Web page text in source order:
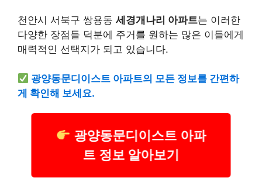
천안시 서북구 쌍용동 세경개나리 아파트는 이러한
다양한 장점들 덕분에 주거를 원하는 많은 이들에게
매력적인 선택지가 되고 있습니다.
광양동문디이스트 아파트의 모든 정보를 간편하
게 확인해 보세요.
광양동문디이스트 아파
트 정보 알아보기